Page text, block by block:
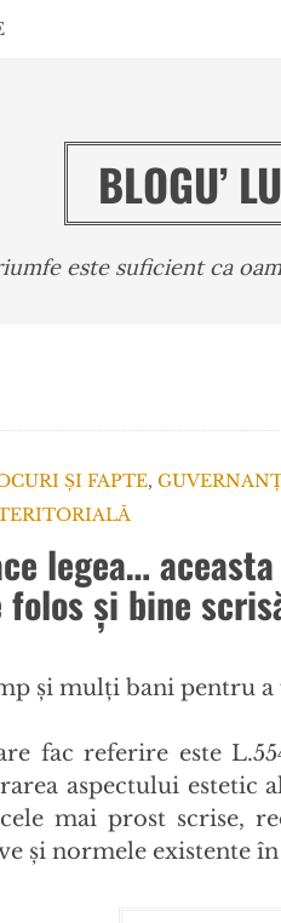
BLOGU’
este suficient ca
ȘI FAPTE,
legea…
folos şi bine
şi mulţi bani pentru
fac referire este
aspectului estetic
mai prost scrise,
şi normele existente